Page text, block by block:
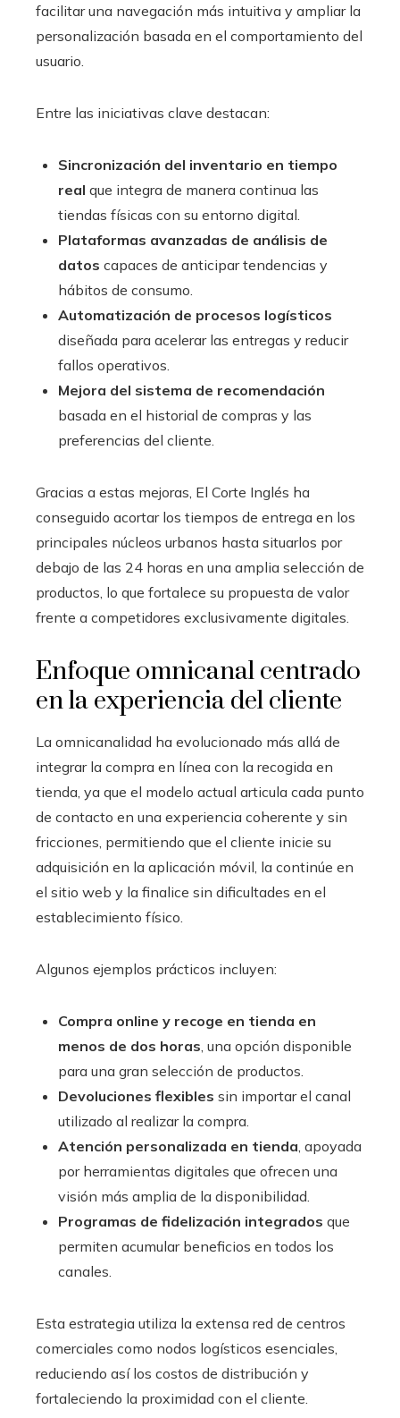
facilitar una navegación más intuitiva y ampliar la
personalización basada en el comportamiento del
usuario.
Entre las iniciativas clave destacan:
Sincronización del inventario en tiempo
real que integra de manera continua las
tiendas físicas con su entorno digital.
Plataformas avanzadas de análisis de
datos capaces de anticipar tendencias y
hábitos de consumo.
Automatización de procesos logísticos
diseñada para acelerar las entregas y reducir
fallos operativos.
Mejora del sistema de recomendación
basada en el historial de compras y las
preferencias del cliente.
Gracias a estas mejoras, El Corte Inglés ha
conseguido acortar los tiempos de entrega en los
principales núcleos urbanos hasta situarlos por
debajo de las 24 horas en una amplia selección de
productos, lo que fortalece su propuesta de valor
frente a competidores exclusivamente digitales.
Enfoque omnicanal centrado
en la experiencia del cliente
La omnicanalidad ha evolucionado más allá de
integrar la compra en línea con la recogida en
tienda, ya que el modelo actual articula cada punto
de contacto en una experiencia coherente y sin
fricciones, permitiendo que el cliente inicie su
adquisición en la aplicación móvil, la continúe en
el sitio web y la finalice sin dificultades en el
establecimiento físico.
Algunos ejemplos prácticos incluyen:
Compra online y recoge en tienda en
menos de dos horas , una opción disponible
para una gran selección de productos.
Devoluciones flexibles sin importar el canal
utilizado al realizar la compra.
Atención personalizada en tienda , apoyada
por herramientas digitales que ofrecen una
visión más amplia de la disponibilidad.
Programas de fidelización integrados que
permiten acumular beneficios en todos los
canales.
Esta estrategia utiliza la extensa red de centros
comerciales como nodos logísticos esenciales,
reduciendo así los costos de distribución y
fortaleciendo la proximidad con el cliente.